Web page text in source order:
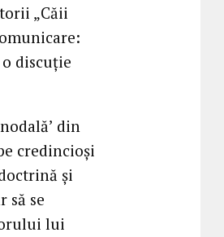
„Căii
discuție
din
credincioși
și
să se
lui